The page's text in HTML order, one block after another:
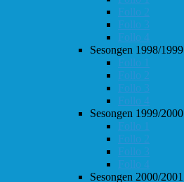
Follo 2
Follo 3
Follo 4
Sesongen 1998/1999
Follo 1
Follo 2
Follo 3
Follo 4
Sesongen 1999/2000
Follo 1
Follo 2
Follo 3
Follo 4
Sesongen 2000/2001